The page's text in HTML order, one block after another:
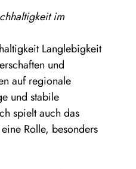
im
Langlebigkeit
und
auf regionale
und stabile
spielt auch das
Rolle, besonders